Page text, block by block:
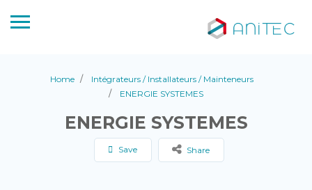
Home
Intégrateurs / Installateurs / Mainteneurs
ENERGIE SYSTEMES
ENERGIE SYSTEMES
Save Share